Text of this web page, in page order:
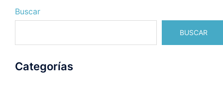
Buscar
BUSCAR
Categorías